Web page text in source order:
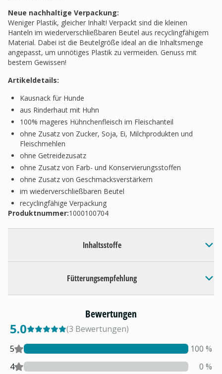
Neue nachhaltige Verpackung:
Weniger Plastik, gleicher Inhalt! Verpackt sind die kleinen
Hanteln im wiederverschließbaren Beutel aus recyclingfähigem
Material. Dabei ist die Beutelgröße ideal an die Inhaltsmenge
angepasst, um unnötiges Plastik zu vermeiden. Genuss mit
bestem Gewissen!
Artikeldetails:
Kausnack für Hunde
aus Rinderhaut mit Huhn
100% mageres Hühnchenfleisch im Fleischanteil
ohne Zusatz von Zucker, Soja, Ei, Milchprodukten und
Fleischmehlen
ohne Getreidezusatz
ohne Zusatz von Farb- und Konservierungsstoffen
ohne Zusatz von Geschmacksverstärkern
im wiederverschließbaren Beutel
recyclingfähige Verpackung
Produktnummer:1000100704
Inhaltsstoffe
Fütterungsempfehlung
Bewertungen
5.0 (3 Bewertungen)
5
100 %
4
0 %